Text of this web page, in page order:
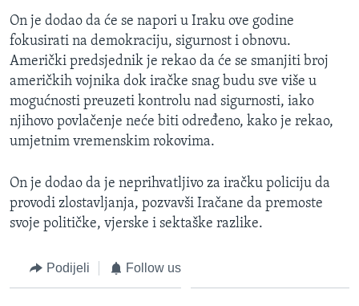
Learning English
PRATITE NAS
Jezici
On je dodao da će se napori u Iraku ove godine
fokusirati na demokraciju, sigurnost i obnovu.
Američki predsjednik je rekao da će se smanjiti broj
američkih vojnika dok iračke snag budu sve više u
mogućnosti preuzeti kontrolu nad sigurnosti, iako
njihovo povlačenje neće biti određeno, kako je rekao,
umjetnim vremenskim rokovima.
On je dodao da je neprihvatljivo za iračku policiju da
provodi zlostavljanja, pozvavši Iračane da premoste
svoje političke, vjerske i sektaške razlike.
Podijeli Follow us